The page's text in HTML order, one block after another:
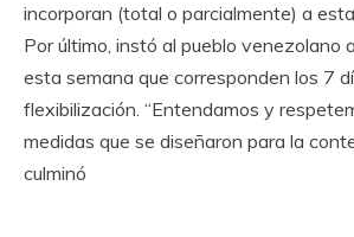
incorporan (total o parcialmente) a
Por último, instó al pueblo venezolano
esta semana que corresponden los 7
flexibilización. “Entendamos y
medidas que se diseñaron para la
culminó